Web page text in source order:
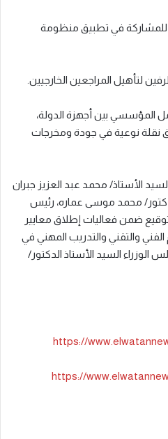
للمشاركة في تطبيق منظومة
لتأهيل المراجعين الخارجيين.
المؤسسي بين أجهزة الدولة،
نقلة نوعية في جودة ومخرجات
الأستاذ/ محمد عبد العزيز جبران
محمد موسى عماره، رئيس
ضمن فعاليات إطلاق معايير
والتقني والتدريب المهني في
السيد الأستاذ الدكتور/
https://
https://